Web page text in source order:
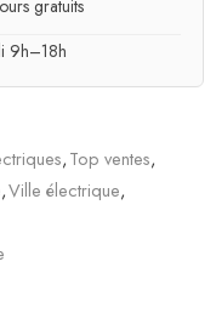
gratuits
9h–18h
,Top ventes,
,Ville électrique,